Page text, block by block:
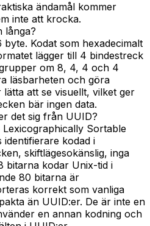
ändamål kommer
inte att krocka.
långa?
Kodat som hexadecimalt
lägger till 4 bindestreck
om 8, 4, 4 och 4
läsbarheten och göra
att se visuellt, vilket ger
bär ingen data.
det sig från UUID?
Sortable
identifierare kodad i
skiftlägesokänslig, inga
bitarna kodar Unix-tid i
80 bitarna är
korrekt som vanliga
än UUID:er. De är inte en
en annan kodning och